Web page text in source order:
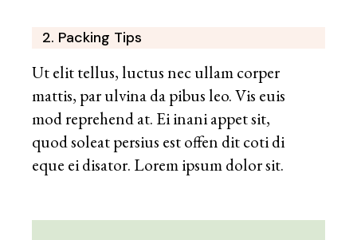
2. Packing Tips
Ut elit tellus, luctus nec ullam corper
mattis, par ulvina da pibus leo. Vis euis
mod reprehend at. Ei inani appet sit,
quod soleat persius est offen dit coti di
eque ei disator. Lorem ipsum dolor sit.